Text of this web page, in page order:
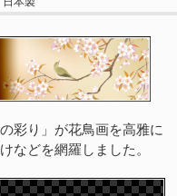
彩り」が花鳥画を高雅に
などを網羅しました。